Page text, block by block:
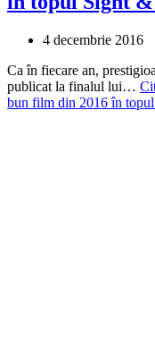
4 decembrie 2016
Ca în fiecare an,
publicat la finalul lui…
bun film din 2016 în